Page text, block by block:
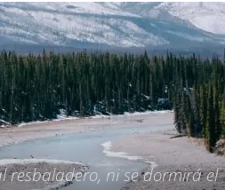
resbaladero, ni se dormirá el